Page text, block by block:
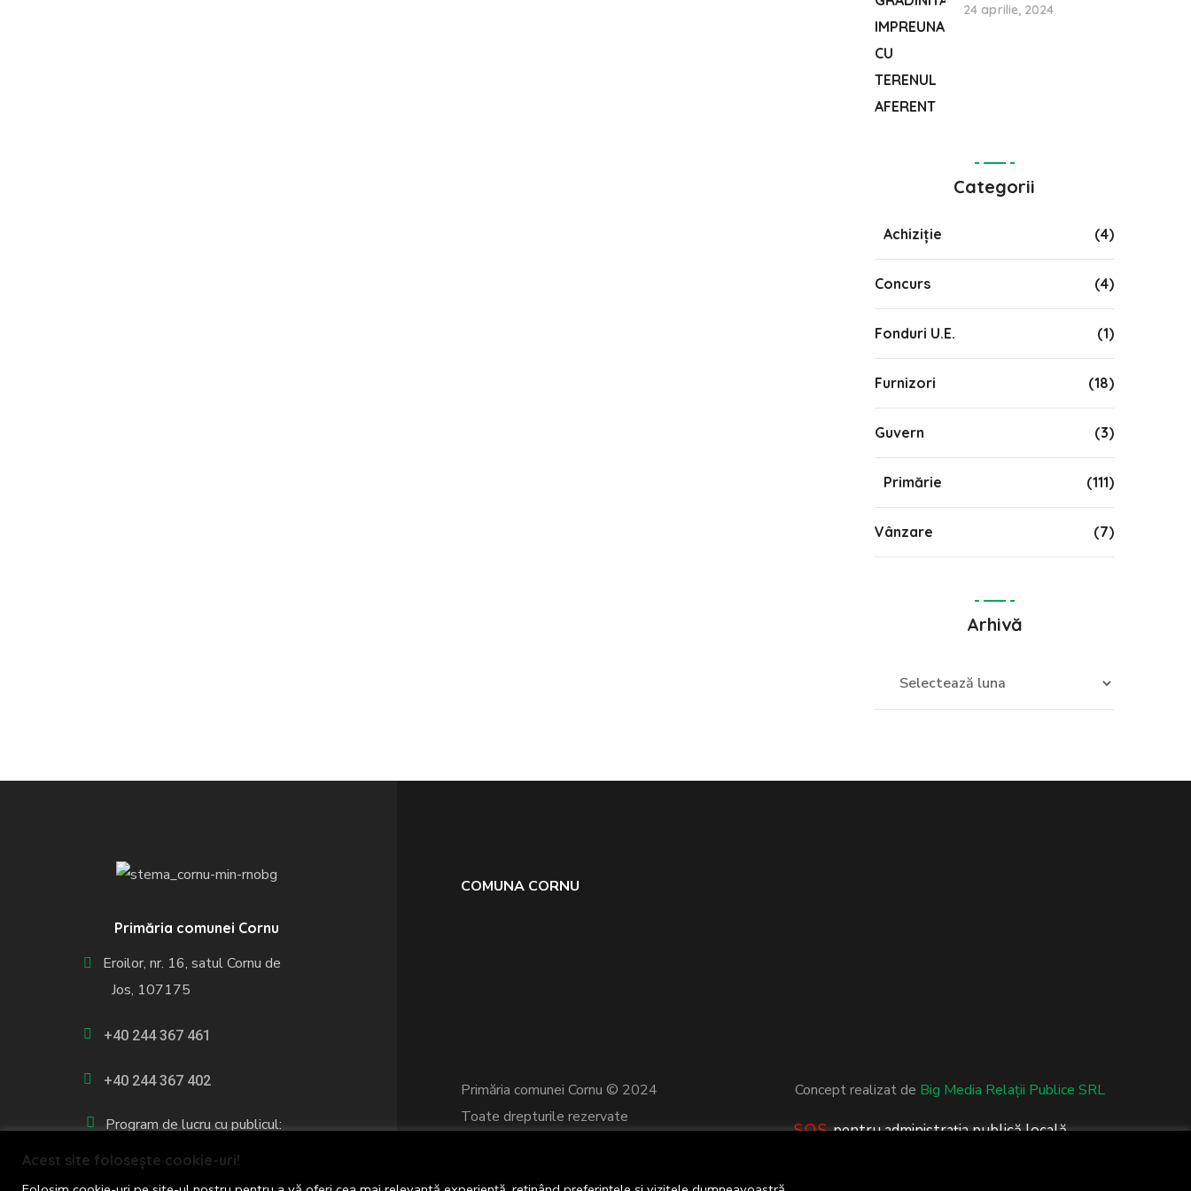
24 aprilie, 2024
Categorii
Achiziție (4)
Concurs (4)
Fonduri U.E. (1)
Furnizori (18)
Guvern (3)
Primărie (111)
Vânzare (7)
Arhivă
Primăria comunei Cornu
Eroilor, nr. 16, satul Cornu de
Jos, 107175
+40 244 367 461
+40 244 367 402
Program de lucru cu publicul:
luni - vineri: 8:00 - 16:00
COMUNA CORNU
Primăria comunei Cornu © 2024
Toate drepturile rezervate
Concept realizat de Big Media Relații Publice SRL
S.O.S.pentru administrația publică locală
Acest site folosește cookie-uri!